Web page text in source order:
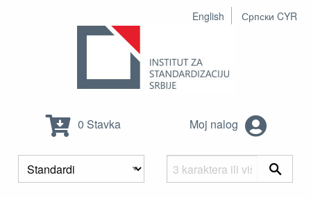
English Српски CYR
0 Stavka Moj nalog